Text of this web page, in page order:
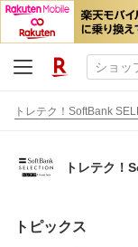
トレテク！SoftBank
トレテク！
トピックス